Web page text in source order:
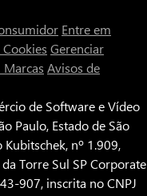
Entre em
Gerenciar
Marcas Avisos de
de Software e Vídeo
Paulo, Estado de São
nº 1.909,
Torre Sul SP Corporate
907, inscrita no CNPJ